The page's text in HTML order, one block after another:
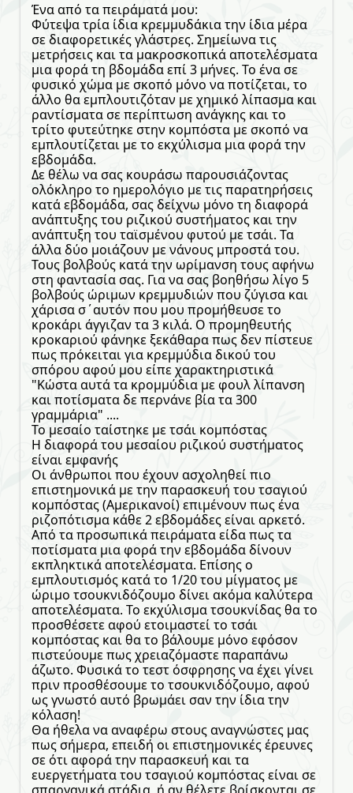
Ένα από τα πειράματά μου:
Φύτεψα τρία ίδια κρεμμυδάκια την ίδια μέρα
σε διαφορετικές γλάστρες. Σημείωνα τις
μετρήσεις και τα μακροσκοπικά αποτελέσματα
μια φορά τη βδομάδα επί 3 μήνες. Το ένα σε
φυσικό χώμα με σκοπό μόνο να ποτίζεται, το
άλλο θα εμπλουτιζόταν με χημικό λίπασμα και
ραντίσματα σε περίπτωση ανάγκης και το
τρίτο φυτεύτηκε στην κομπόστα με σκοπό να
εμπλουτίζεται με το εκχύλισμα μια φορά την
εβδομάδα.
Δε θέλω να σας κουράσω παρουσιάζοντας
ολόκληρο το ημερολόγιο με τις παρατηρήσεις
κατά εβδομάδα, σας δείχνω μόνο τη διαφορά
ανάπτυξης του ριζικού συστήματος και την
ανάπτυξη του ταϊσμένου φυτού με τσάι. Τα
άλλα δύο μοιάζουν με νάνους μπροστά του.
Τους βολβούς κατά την ωρίμανση τους αφήνω
στη φαντασία σας. Για να σας βοηθήσω λίγο 5
βολβούς ώριμων κρεμμυδιών που ζύγισα και
χάρισα σ΄αυτόν που μου προμήθευσε το
κροκάρι άγγιζαν τα 3 κιλά. Ο προμηθευτής
κροκαριού φάνηκε ξεκάθαρα πως δεν πίστευε
πως πρόκειται για κρεμμύδια δικού του
σπόρου αφού μου είπε χαρακτηριστικά
"Κώστα αυτά τα κρομμύδια με φουλ λίπανση
και ποτίσματα δε περνάνε βία τα 300
γραμμάρια" ....
Το μεσαίο ταίστηκε με τσάι κομπόστας
Η διαφορά του μεσαίου ριζικού συστήματος
είναι εμφανής
Οι άνθρωποι που έχουν ασχοληθεί πιο
επιστημονικά με την παρασκευή του τσαγιού
κομπόστας (Αμερικανοί) επιμένουν πως ένα
ριζοπότισμα κάθε 2 εβδομάδες είναι αρκετό.
Από τα προσωπικά πειράματα είδα πως τα
ποτίσματα μια φορά την εβδομάδα δίνουν
εκπληκτικά αποτελέσματα. Επίσης ο
εμπλουτισμός κατά το 1/20 του μίγματος με
ώριμο τσουκνιδόζουμο δίνει ακόμα καλύτερα
αποτελέσματα. Το εκχύλισμα τσουκνίδας θα το
προσθέσετε αφού ετοιμαστεί το τσάι
κομπόστας και θα το βάλουμε μόνο εφόσον
πιστεύουμε πως χρειαζόμαστε παραπάνω
άζωτο. Φυσικά το τεστ όσφρησης να έχει γίνει
πριν προσθέσουμε το τσουκνιδόζουμο, αφού
ως γνωστό αυτό βρωμάει σαν την ίδια την
κόλαση!
Θα ήθελα να αναφέρω στους αναγνώστες μας
πως σήμερα, επειδή οι επιστημονικές έρευνες
σε ότι αφορά την παρασκευή και τα
ευεργετήματα του τσαγιού κομπόστας είναι σε